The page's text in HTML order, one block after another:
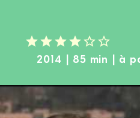
2014 | 85 min | à
DE FILMS